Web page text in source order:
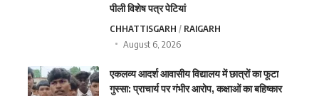
पीली विशेष पत्र पेटियां
CHHATTISGARH
RAIGARH
August 6, 2026
एकलव्य आदर्श आवासीय विद्यालय में छात्रों का फूटा
गुस्सा: प्राचार्य पर गंभीर आरोप, कक्षाओं का बहिष्कार